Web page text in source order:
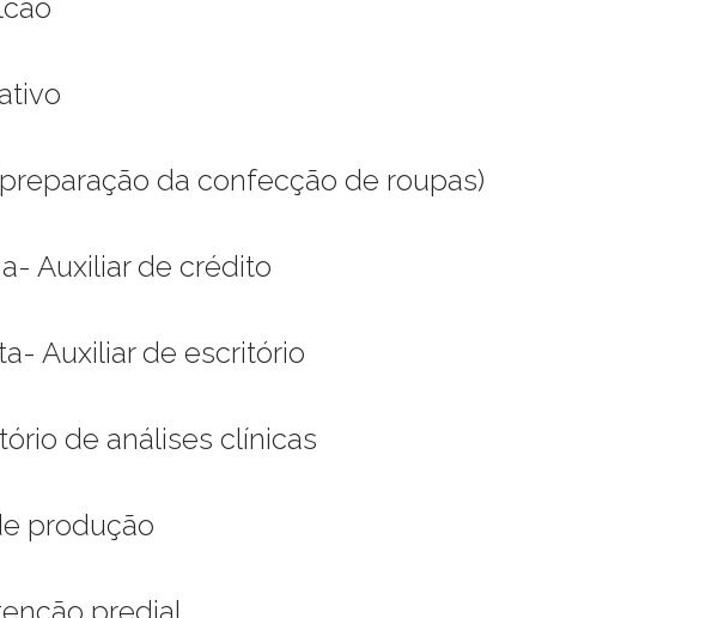
da confecção de roupas)
Auxiliar de crédito
Auxiliar de escritório
de análises clínicas
produção